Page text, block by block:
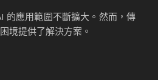
的應用範圍不斷擴大。然而，傳
境提供了解決方案。